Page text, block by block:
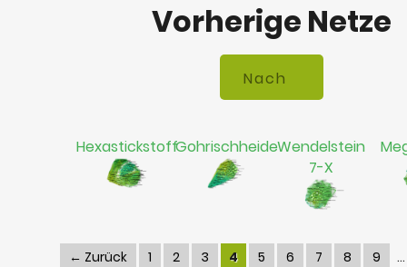
Vorherige Netze
HexastickstoffGohrischheideWendelstein
7-X
← Zurück 1 2 3 4 5 6 7 8
9